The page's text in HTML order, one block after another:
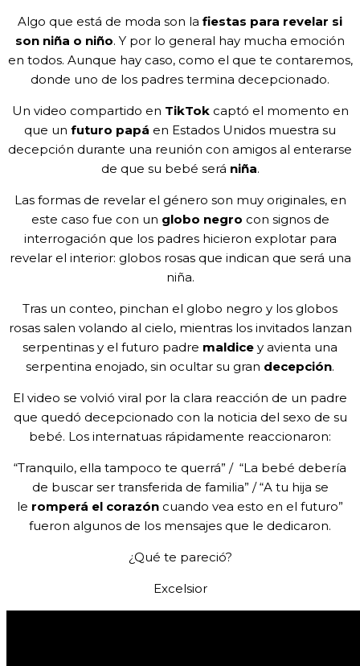
Algo que está de moda son la fiestas para revelar si
son niña o niño. Y por lo general hay mucha emoción
en todos. Aunque hay caso, como el que te contaremos,
donde uno de los padres termina decepcionado.
Un video compartido en TikTokcaptó el momento en
que un futuro papá en Estados Unidos muestra su
decepción durante una reunión con amigos al enterarse
de que su bebé será niña.
Las formas de revelar el género son muy originales, en
este caso fue con un globo negro con signos de
interrogación que los padres hicieron explotar para
revelar el interior: globos rosas que indican que será una
niña.
Tras un conteo, pinchan el globo negro y los globos
rosas salen volando al cielo, mientras los invitados lanzan
serpentinas y el futuro padre maldice y avienta una
serpentina enojado, sin ocultar su gran decepción.
El video se volvió viral por la clara reacción de un padre
que quedó decepcionado con la noticia del sexo de su
bebé. Los internatuas rápidamente reaccionaron:
“Tranquilo, ella tampoco te querrá” / “La bebé debería
de buscar ser transferida de familia” / “A tu hija se
le romperá el corazón cuando vea esto en el futuro”
fueron algunos de los mensajes que le dedicaron.
¿Qué te pareció?
Excelsior